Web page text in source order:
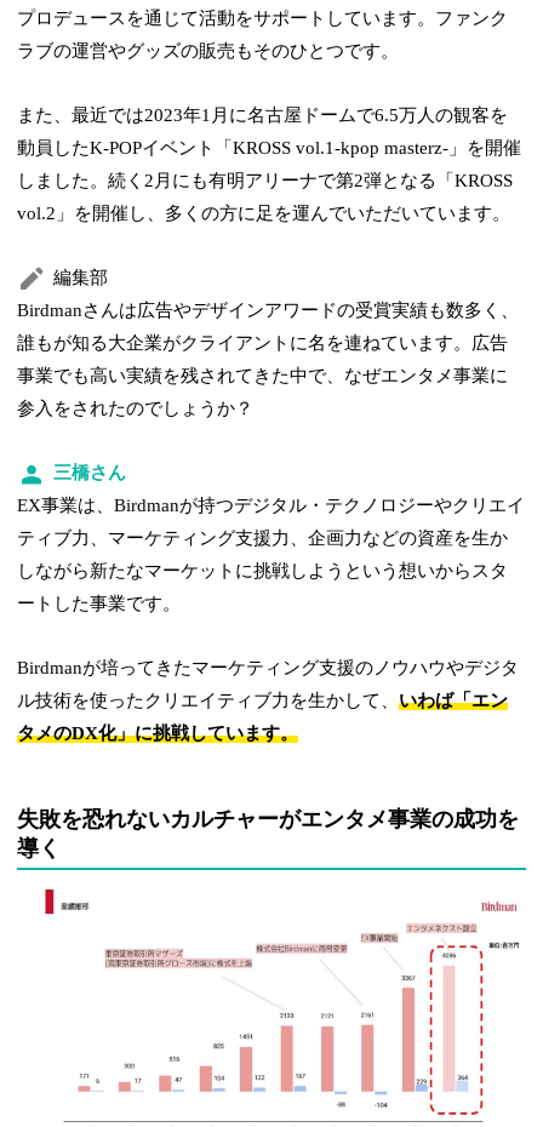
プロデュースを通じて活動をサポートしています。ファンク
ラブの運営やグッズの販売もそのひとつです。
また、最近では2023年1月に名古屋ドームで6.5万人の観客を
動員したK-POPイベント「KROSS vol.1-kpop masterz-」を開催
しました。続く2月にも有明アリーナで第2弾となる「KROSS
vol.2」を開催し、多くの方に足を運んでいただいています。
編集部
Birdmanさんは広告やデザインアワードの受賞実績も数多く、
誰もが知る大企業がクライアントに名を連ねています。広告
事業でも高い実績を残されてきた中で、なぜエンタメ事業に
参入をされたのでしょうか？
三橋さん
EX事業は、Birdmanが持つデジタル・テクノロジーやクリエイ
ティブ力、マーケティング支援力、企画力などの資産を生か
しながら新たなマーケットに挑戦しようという想いからスタ
ートした事業です。
Birdmanが培ってきたマーケティング支援のノウハウやデジタ
ル技術を使ったクリエイティブ力を生かして、いわば「エン
タメのDX化」に挑戦しています。
失敗を恐れないカルチャーがエンタメ事業の成功を
導く